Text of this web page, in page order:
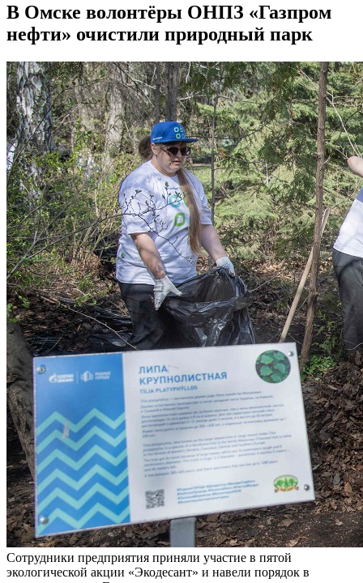
В Омске волонтёры ОНПЗ «Газпром
нефти» очистили природный парк
Сотрудники предприятия приняли участие в пятой
экологической акции «Экодесант» и навели порядок в